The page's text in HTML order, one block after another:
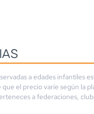
a edades infantiles
que el precio varíe según la
a federaciones,